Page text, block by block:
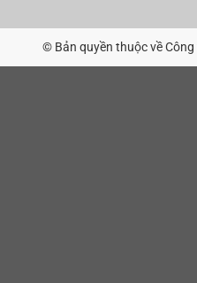
© Bản quyền thuộc về